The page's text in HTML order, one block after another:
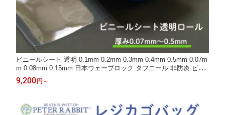
ビニールシート 透明 0.1mm 0.2mm 0.3mm 0.4mm 0.5mm 0.07m
m 0.08mm 0.15mm 日本ウェーブロック タフニール 非防炎 ビニ
ール ビニル PVC ポリ塩化 ビニール 防水 防汚 保護 保管 シート
ロール 巻き 原反 イノベックス 正規取扱店 丸岩産業 かっぱ日和
9,200 円 ～